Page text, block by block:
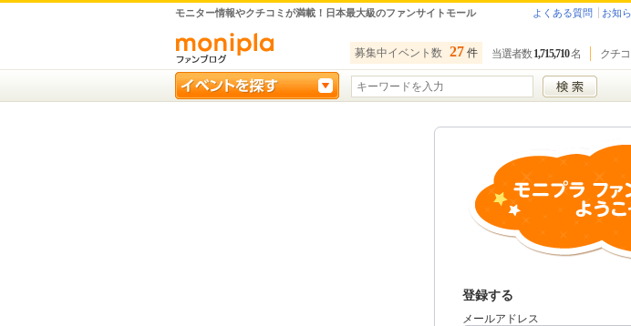
モニター情報やクチコミが満載！日本最大級のファンサイトモール よくある質問 お知
募集中イベント数 27 件 当選者数 1,715,710名 クチ
登録する
メールアドレス